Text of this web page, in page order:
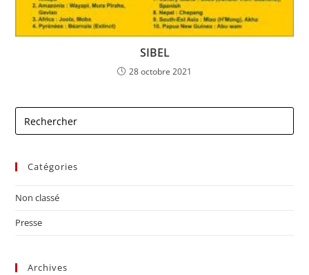
SIBEL
28 octobre 2021
Catégories
Non classé
Presse
Archives